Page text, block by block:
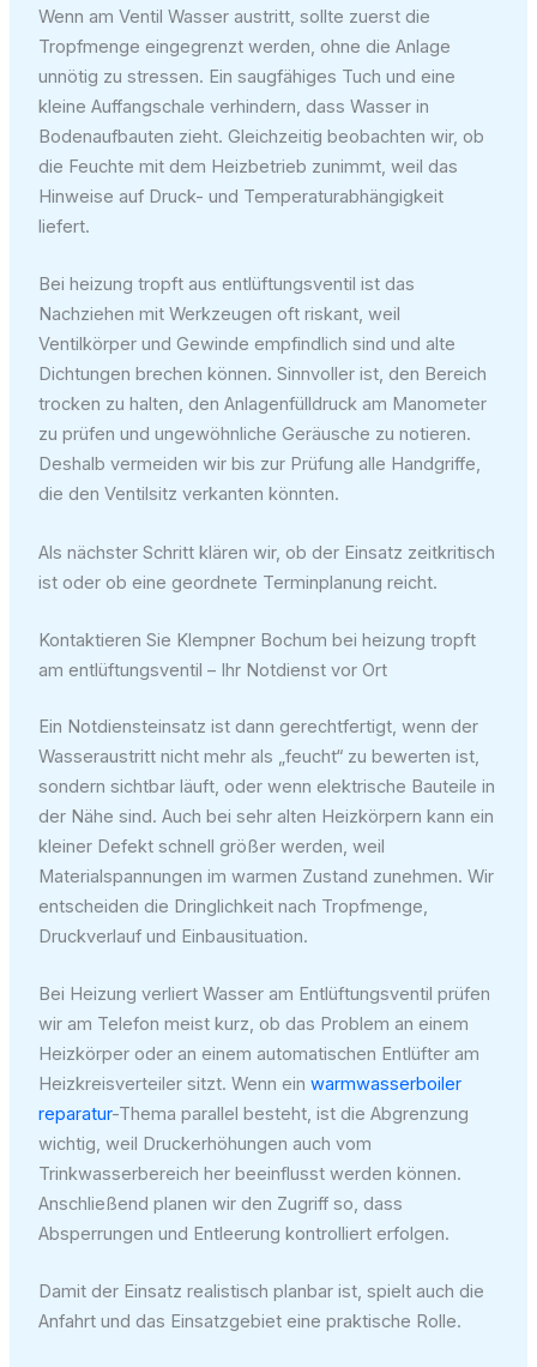
Wenn am Ventil Wasser austritt, sollte zuerst die
Tropfmenge eingegrenzt werden, ohne die Anlage
unnötig zu stressen. Ein saugfähiges Tuch und eine
kleine Auffangschale verhindern, dass Wasser in
Bodenaufbauten zieht. Gleichzeitig beobachten wir, ob
die Feuchte mit dem Heizbetrieb zunimmt, weil das
Hinweise auf Druck- und Temperaturabhängigkeit
liefert.
Bei heizung tropft aus entlüftungsventil ist das
Nachziehen mit Werkzeugen oft riskant, weil
Ventilkörper und Gewinde empfindlich sind und alte
Dichtungen brechen können. Sinnvoller ist, den Bereich
trocken zu halten, den Anlagenfülldruck am Manometer
zu prüfen und ungewöhnliche Geräusche zu notieren.
Deshalb vermeiden wir bis zur Prüfung alle Handgriffe,
die den Ventilsitz verkanten könnten.
Als nächster Schritt klären wir, ob der Einsatz zeitkritisch
ist oder ob eine geordnete Terminplanung reicht.
Kontaktieren Sie Klempner Bochum bei heizung tropft
am entlüftungsventil – Ihr Notdienst vor Ort
Ein Notdiensteinsatz ist dann gerechtfertigt, wenn der
Wasseraustritt nicht mehr als „feucht“ zu bewerten ist,
sondern sichtbar läuft, oder wenn elektrische Bauteile in
der Nähe sind. Auch bei sehr alten Heizkörpern kann ein
kleiner Defekt schnell größer werden, weil
Materialspannungen im warmen Zustand zunehmen. Wir
entscheiden die Dringlichkeit nach Tropfmenge,
Druckverlauf und Einbausituation.
Bei Heizung verliert Wasser am Entlüftungsventil prüfen
wir am Telefon meist kurz, ob das Problem an einem
Heizkörper oder an einem automatischen Entlüfter am
Heizkreisverteiler sitzt. Wenn ein warmwasserboiler
reparatur-Thema parallel besteht, ist die Abgrenzung
wichtig, weil Druckerhöhungen auch vom
Trinkwasserbereich her beeinflusst werden können.
Anschließend planen wir den Zugriff so, dass
Absperrungen und Entleerung kontrolliert erfolgen.
Damit der Einsatz realistisch planbar ist, spielt auch die
Anfahrt und das Einsatzgebiet eine praktische Rolle.